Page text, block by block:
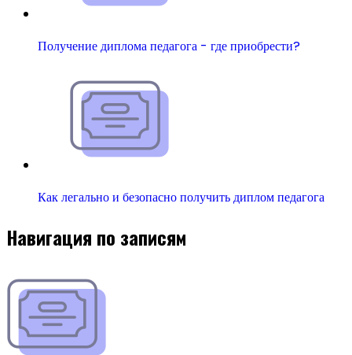
Получение диплома педагога - где приобрести?
Как легально и безопасно получить диплом педагога
Навигация по записям